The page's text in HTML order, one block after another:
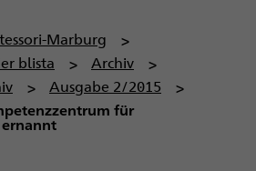
Marburg
blista
Archiv
Ausgabe 2/2015
für